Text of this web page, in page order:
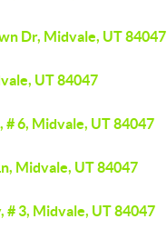
Dr, Midvale, UT 84047
UT 84047
# 6, Midvale, UT 84047
Midvale, UT 84047
# 3, Midvale, UT 84047